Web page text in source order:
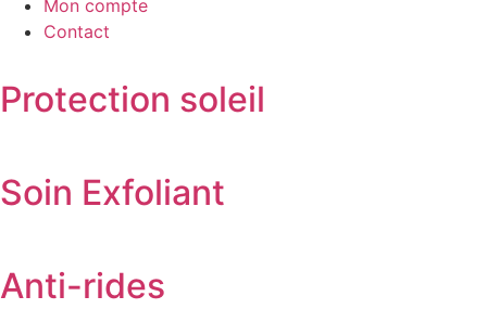
Mon compte
Contact
Protection soleil
Soin Exfoliant
Anti-rides